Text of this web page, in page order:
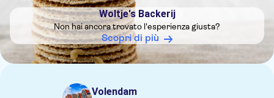
Scansiona il codice QR sul voucher di prenotazione per
ricevere una spiegazione del gioco, istruzioni e dettagli di
accesso
Woltje's Backerij
Non hai ancora trovato l'esperienza giusta?
Scopri di più
Volendam